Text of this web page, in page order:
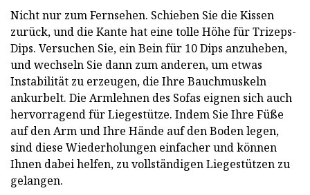
Nicht nur zum Fernsehen. Schieben Sie die Kissen
zurück, und die Kante hat eine tolle Höhe für Trizeps-
Dips. Versuchen Sie, ein Bein für 10 Dips anzuheben,
und wechseln Sie dann zum anderen, um etwas
Instabilität zu erzeugen, die Ihre Bauchmuskeln
ankurbelt. Die Armlehnen des Sofas eignen sich auch
hervorragend für Liegestütze. Indem Sie Ihre Füße
auf den Arm und Ihre Hände auf den Boden legen,
sind diese Wiederholungen einfacher und können
Ihnen dabei helfen, zu vollständigen Liegestützen zu
gelangen.